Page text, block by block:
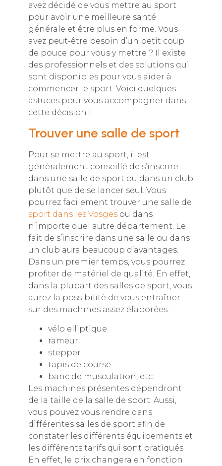
avez décidé de vous mettre au sport
pour avoir une meilleure santé
générale et être plus en forme. Vous
avez peut-être besoin d’un petit coup
de pouce pour vous y mettre ? Il existe
des professionnels et des solutions qui
sont disponibles pour vous aider à
commencer le sport. Voici quelques
astuces pour vous accompagner dans
cette décision !
Trouver une salle de sport
Pour se mettre au sport, il est
généralement conseillé de s’inscrire
dans une salle de sport ou dans un club
plutôt que de se lancer seul. Vous
pourrez facilement trouver une salle de
sport dans les Vosgesou dans
n’importe quel autre département. Le
fait de s’inscrire dans une salle ou dans
un club aura beaucoup d’avantages.
Dans un premier temps, vous pourrez
profiter de matériel de qualité. En effet,
dans la plupart des salles de sport, vous
aurez la possibilité de vous entraîner
sur des machines assez élaborées :
vélo elliptique
rameur
stepper
tapis de course
banc de musculation, etc.
Les machines présentes dépendront
de la taille de la salle de sport. Aussi,
vous pouvez vous rendre dans
différentes salles de sport afin de
constater les différents équipements et
les différents tarifs qui sont pratiqués.
En effet, le prix changera en fonction